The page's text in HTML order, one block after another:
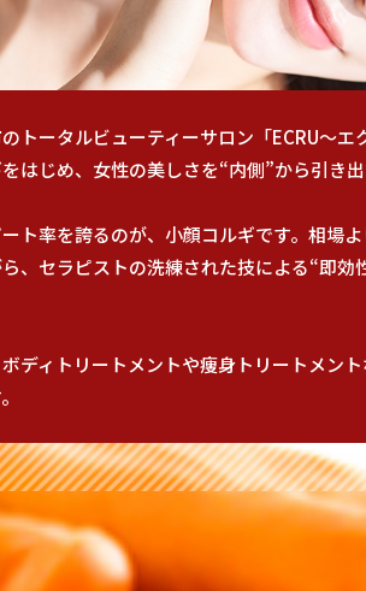
トータルビューティーサロン「ECRU～
はじめ、女性の美しさを“内側”から引き
ト率を誇るのが、小顔コルギです。相場
、セラピストの洗練された技による“即効
ディトリートメントや痩身トリートメン